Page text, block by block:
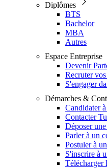
Diplômes
BTS
Bachelor
MBA
Autres
Espace Entreprise
Devenir
Recruter
S'engager
Démarches &
Candidater
Contacter
Déposer
Parler à un
Postuler à
S'inscrire à
Télécharger